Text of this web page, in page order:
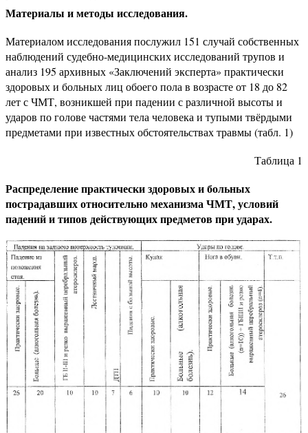
Материалы и методы исследования.
Материалом исследования послужил 151 случай собственных
наблюдений судебно-медицинских исследований трупов и
анализ 195 архивных «Заключений эксперта» практически
здоровых и больных лиц обоего пола в возрасте от 18 до 82
лет с ЧМТ, возникшей при падении с различной высоты и
ударов по голове частями тела человека и тупыми твёрдыми
предметами при известных обстоятельствах травмы (табл. 1)
Таблица 1
Распределение практически здоровых и больных
пострадавших относительно механизма ЧМТ, условий
падений и типов действующих предметов при ударах.